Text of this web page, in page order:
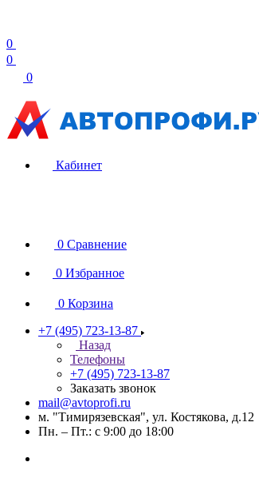
0
0
0
Кабинет
0 Сравнение
0 Избранное
0 Корзина
+7 (495) 723-13-87
Назад
Телефоны
+7 (495) 723-13-87
Заказать звонок
mail@avtoprofi.ru
м. "Тимирязевская", ул. Костякова, д.12
Пн. – Пт.: с 9:00 до 18:00